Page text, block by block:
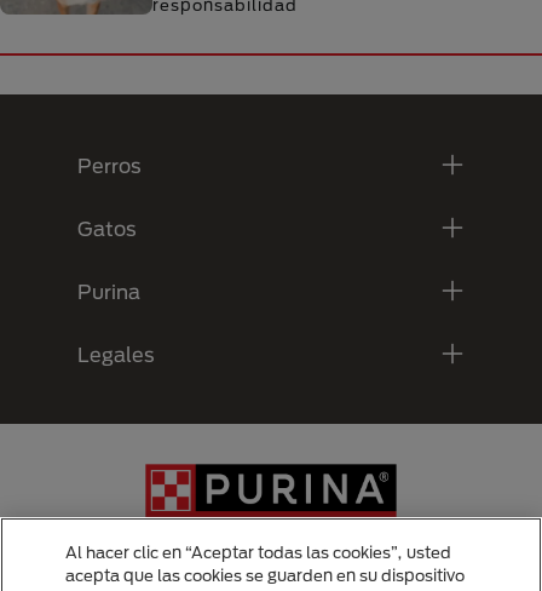
responsabilidad
Perros
Gatos
Purina
Legales
Al hacer clic en “Aceptar todas las cookies”, usted
acepta que las cookies se guarden en su dispositivo